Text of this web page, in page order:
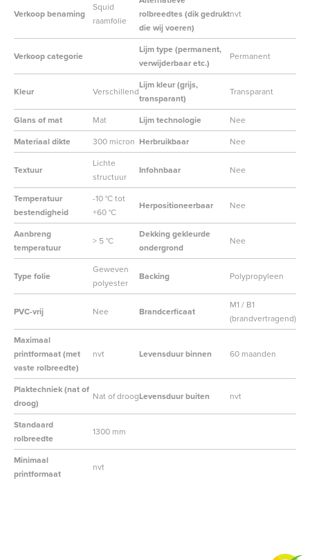
Verkoop benaming
Squid
raamfolie
rolbreedtes (dik gedrukt
die wij voeren)
nvt
Verkoop categorie
Lijm type (permanent,
verwijderbaar etc.)
Permanent
Kleur Verschillend
Lijm kleur (grijs,
transparant)
Transparant
Glans of mat Mat Lijm technologie
Nee
Materiaal dikte
300 micron Herbruikbaar Nee
Textuur
Lichte
structuur
Infohnbaar Nee
Temperatuur
bestendigheid
-10 °C tot
+60 °C
Herpositioneerbaar Nee
Aanbreng
temperatuur
> 5 °C
Dekking gekleurde
ondergrond
Nee
Type folie
Geweven
polyester
Backing Polypropyleen
PVC-vrij Nee Brandcerficaat
M1 / B1
(brandvertragend)
Maximaal
printformaat (met
vaste rolbreedte)
nvt Levensduur binnen 60 maanden
Plaktechniek (nat of
droog)
Nat of droogLevensduur buiten nvt
Standaard
rolbreedte
1300 mm
Minimaal
printformaat
nvt